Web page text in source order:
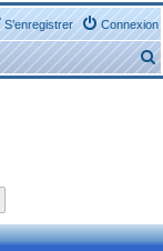
Connexion
S’enregistrer
e
h